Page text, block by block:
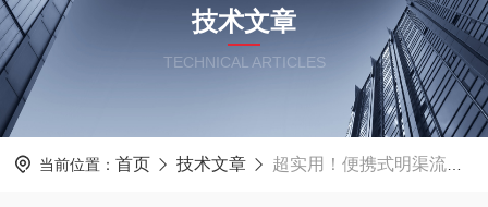
技术文章
TECHNICAL ARTICLES
当前位置： 首页 技术文章 超实用！便携式明渠流量计定期维护保养方法大汇总